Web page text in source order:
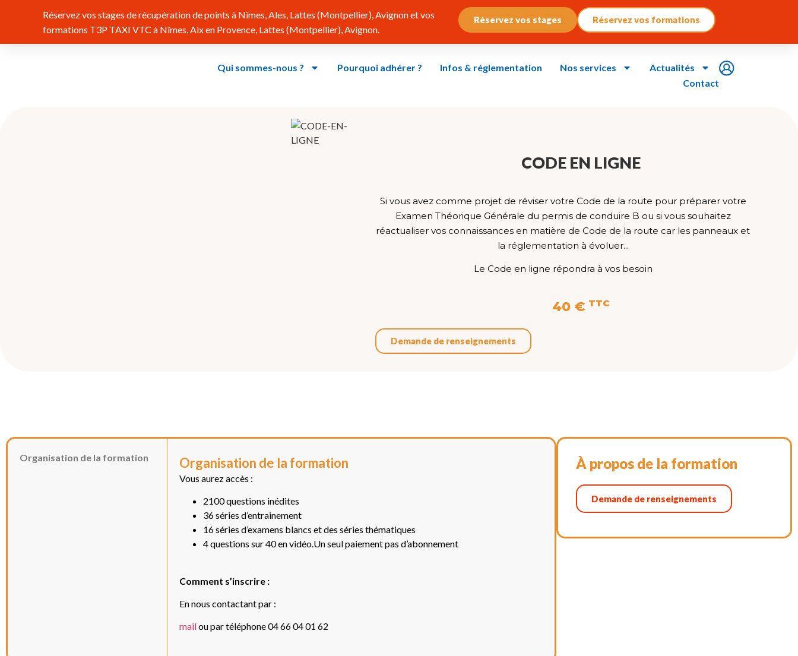
Réservez vos stages de récupération de points à Nîmes, Ales, Lattes (Montpellier), Avignon et vos
formations T3P TAXI VTC à Nîmes, Aix en Provence, Lattes (Montpellier), Avignon.
Réservez vos stages Réservez vos formations
Qui sommes-nous ? Pourquoi adhérer ? Infos & réglementation Nos services
Actualités
Contact
CODE EN LIGNE
Si vous avez comme projet de réviser votre Code de la route pour préparer votre
Examen Théorique Générale du permis de conduire B ou si vous souhaitez
réactualiser vos connaissances en matière de Code de la route car les panneaux et
la réglementation à évoluer...
Le Code en ligne répondra à vos besoin
40 € TTC
Demande de renseignements
Organisation de la formation Organisation de la formation
Vous aurez accès :
2100 questions inédites
36 séries d’entrainement
16 séries d’examens blancs et des séries thématiques
4 questions sur 40 en vidéo.Un seul paiement pas d’abonnement
Comment s’inscrire :
En nous contactant par :
mailou par téléphone 04 66 04 01 62
À propos de la formation
Demande de renseignements